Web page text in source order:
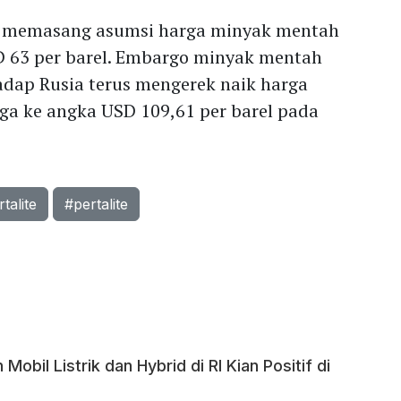
asumsi harga minyak mentah
63 per barel. Embargo minyak mentah
Rusia terus mengerek naik harga
ke angka USD 109,61 per barel pada
#pertalite
Mobil Listrik dan Hybrid di RI Kian Positif di